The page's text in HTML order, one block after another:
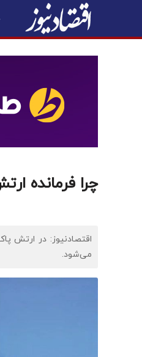
چرا فرمانده
اقتصادنیوز: در ارتش
می‌شود.